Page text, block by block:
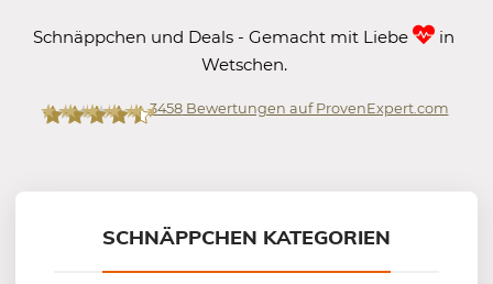
Schnäppchen und Deals - Gemacht mit Liebe
in
Wetschen.
3458Bewertungen auf ProvenExpert.com
SCHNÄPPCHEN KATEGORIEN